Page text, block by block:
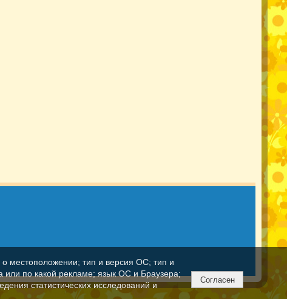
о местоположении; тип и версия ОС; тип и
или по какой рекламе; язык ОС и Браузера;
статистических исследований и
Согласен